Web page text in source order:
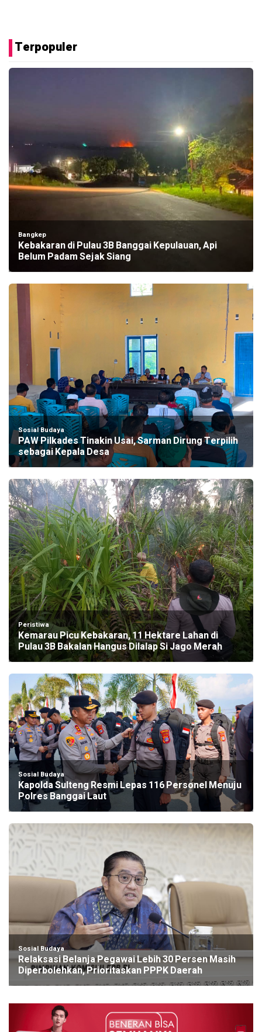
Terpopuler
Bangkep
Kebakaran di Pulau 3B Banggai Kepulauan, Api
Belum Padam Sejak Siang
Sosial Budaya
PAW Pilkades Tinakin Usai, Sarman Dirung Terpilih
sebagai Kepala Desa
Peristiwa
Kemarau Picu Kebakaran, 11 Hektare Lahan di
Pulau 3B Bakalan Hangus Dilalap Si Jago Merah
Sosial Budaya
Kapolda Sulteng Resmi Lepas 116 Personel Menuju
Polres Banggai Laut
Sosial Budaya
Relaksasi Belanja Pegawai Lebih 30 Persen Masih
Diperbolehkan, Prioritaskan PPPK Daerah